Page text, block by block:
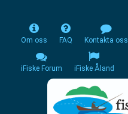
Om oss FAQ Kontakta oss
iFiske Forum iFiske Åland